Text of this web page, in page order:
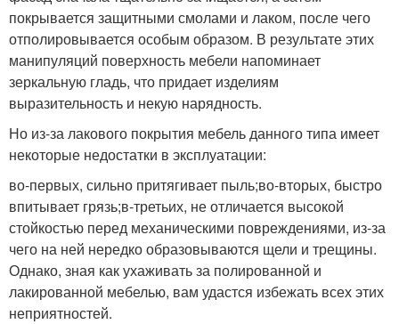
покрывается защитными смолами и лаком, после чего
отполировывается особым образом. В результате этих
манипуляций поверхность мебели напоминает
зеркальную гладь, что придает изделиям
выразительность и некую нарядность.
Но из-за лакового покрытия мебель данного типа имеет
некоторые недостатки в эксплуатации:
во-первых, сильно притягивает пыль;во-вторых, быстро
впитывает грязь;в-третьих, не отличается высокой
стойкостью перед механическими повреждениями, из-за
чего на ней нередко образовываются щели и трещины.
Однако, зная как ухаживать за полированной и
лакированной мебелью, вам удастся избежать всех этих
неприятностей.